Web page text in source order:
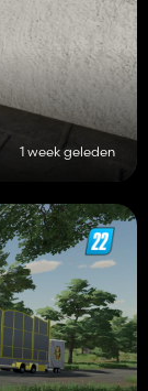
1 week geleden